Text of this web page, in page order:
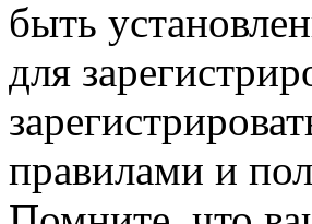
быть
для
правилами и